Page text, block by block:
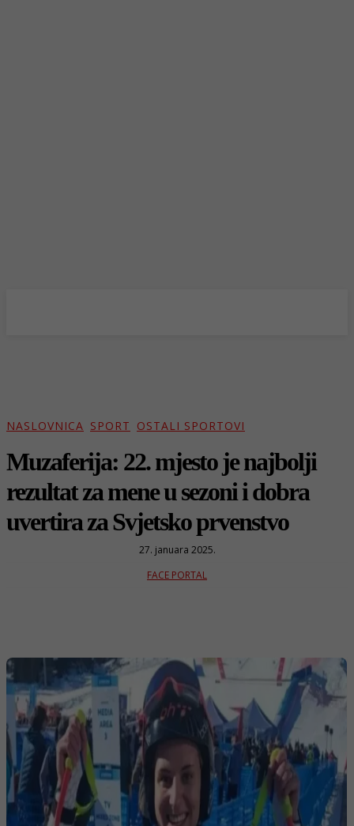
NASLOVNICA SPORT OSTALI SPORTOVI
Muzaferija: 22. mjesto je najbolji
rezultat za mene u sezoni i dobra
uvertira za Svjetsko prvenstvo
27. januara 2025.
FACE PORTAL